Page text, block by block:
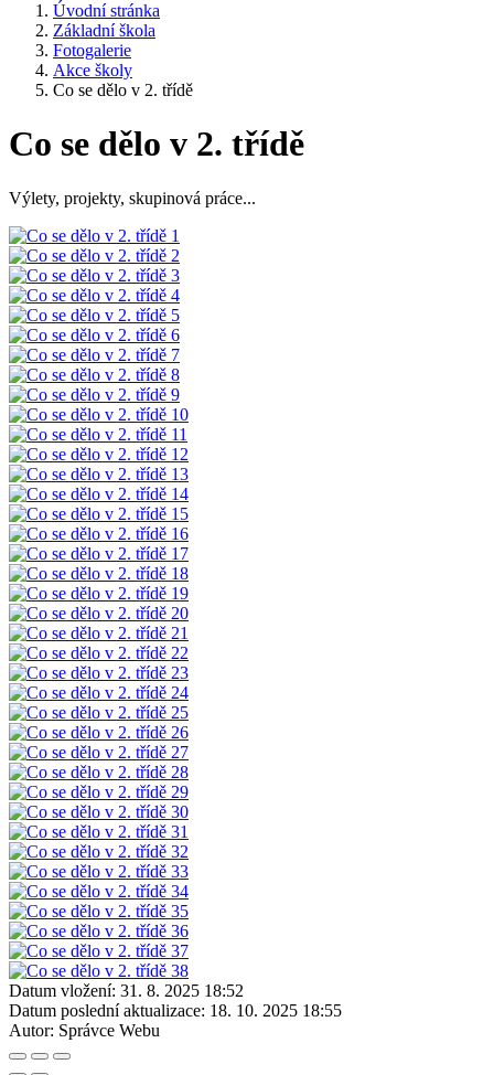
Úvodní stránka
Základní škola
Fotogalerie
Akce školy
Co se dělo v 2. třídě
Co se dělo v 2. třídě
Výlety, projekty, skupinová práce...
Datum vložení: 31. 8. 2025 18:52
Datum poslední aktualizace: 18. 10. 2025 18:55
Autor: Správce Webu